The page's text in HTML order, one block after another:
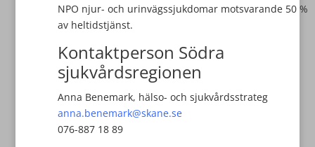
NPO njur- och urinvägssjukdomar motsvarande 50 %
av heltidstjänst.
Kontaktperson Södra
sjukvårdsregionen
Anna Benemark, hälso- och sjukvårdsstrateg
anna.benemark@skane.se
076-887 18 89